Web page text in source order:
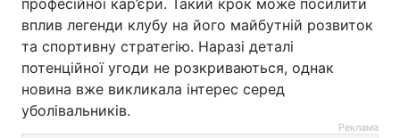
професійної кар’єри. Такий крок може посилити
вплив легенди клубу на його майбутній розвиток
та спортивну стратегію. Наразі деталі
потенційної угоди не розкриваються, однак
новина вже викликала інтерес серед
уболівальників.
Реклама